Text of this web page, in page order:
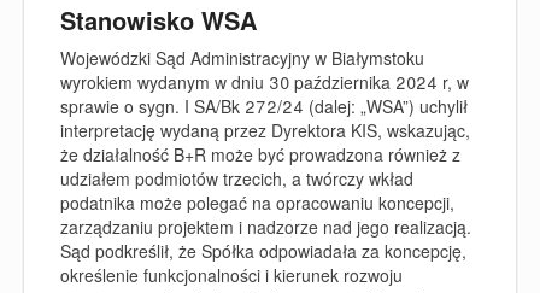
Stanowisko WSA
Wojewódzki Sąd Administracyjny w Białymstoku
wyrokiem wydanym w dniu 30 października 2024 r, w
sprawie o sygn. I SA/Bk 272/24 (dalej: „WSA”) uchylił
interpretację wydaną przez Dyrektora KIS, wskazując,
że działalność B+R może być prowadzona również z
udziałem podmiotów trzecich, a twórczy wkład
podatnika może polegać na opracowaniu koncepcji,
zarządzaniu projektem i nadzorze nad jego realizacją.
Sąd podkreślił, że Spółka odpowiadała za koncepcję,
określenie funkcjonalności i kierunek rozwoju